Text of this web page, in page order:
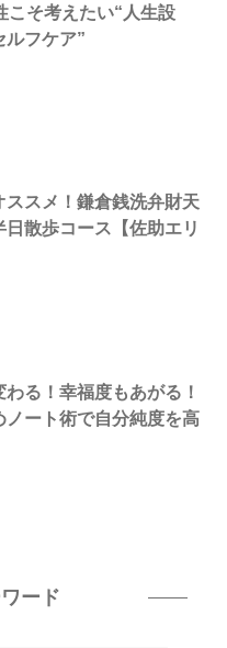
こそ考えたい“人生設
ルフケア”
ススメ！鎌倉銭洗弁財天
日散歩コース【佐助エリ
わる！幸福度もあがる！
ノート術で自分純度を高
ード